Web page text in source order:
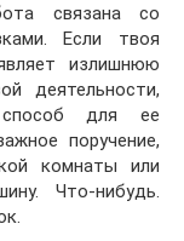
связана со
Если твоя
излишнюю
деятельности,
способ для ее
поручение,
комнаты или
Что-нибудь.